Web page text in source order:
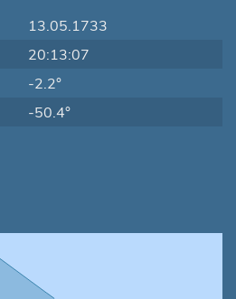
13.05.1733
20:13:07
-2.2°
-50.4°